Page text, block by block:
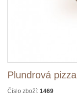
Plundrová pizza
Číslo zboží: 1469